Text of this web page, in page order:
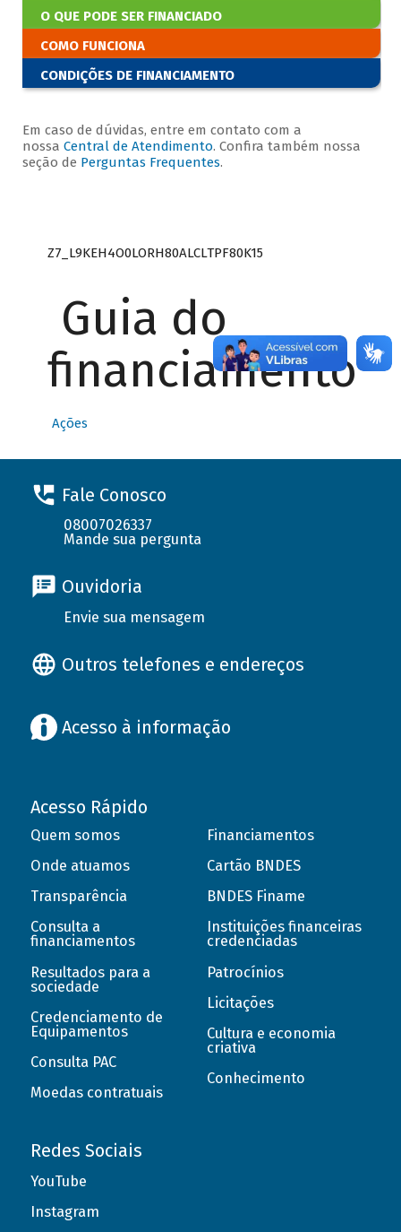
O QUE PODE SER FINANCIADO
COMO FUNCIONA
CONDIÇÕES DE FINANCIAMENTO
Em caso de dúvidas, entre em contato com a
nossa Central de Atendimento. Confira também nossa
seção de Perguntas Frequentes.
Z7_L9KEH4O0LORH80ALCLTPF80K15
Guia do
financiamento
Ações
Fale Conosco
08007026337
Mande sua pergunta
Ouvidoria
Envie sua mensagem
Outros telefones e endereços
Acesso à informação
Acesso Rápido
Quem somos
Onde atuamos
Transparência
Consulta a
financiamentos
Resultados para a
sociedade
Credenciamento de
Equipamentos
Consulta PAC
Moedas contratuais
Financiamentos
Cartão BNDES
BNDES Finame
Instituições financeiras
credenciadas
Patrocínios
Licitações
Cultura e economia
criativa
Conhecimento
Redes Sociais
YouTube
Instagram